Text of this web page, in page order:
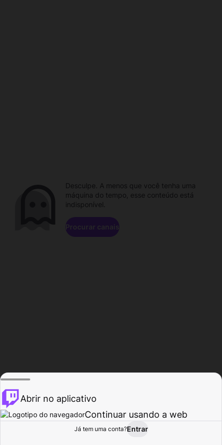
Procurar Atividade
Desculpe. A menos que você tenha uma
máquina do tempo, esse conteúdo está
indisponível.
Procurar canais
Abrir no aplicativo
Continuar usando a web
Já tem uma conta?Entrar